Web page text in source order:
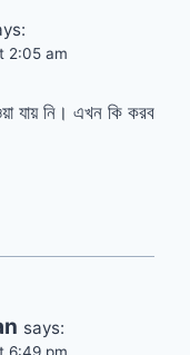
2:05 am
যায় নি। এখন কি করব
says: